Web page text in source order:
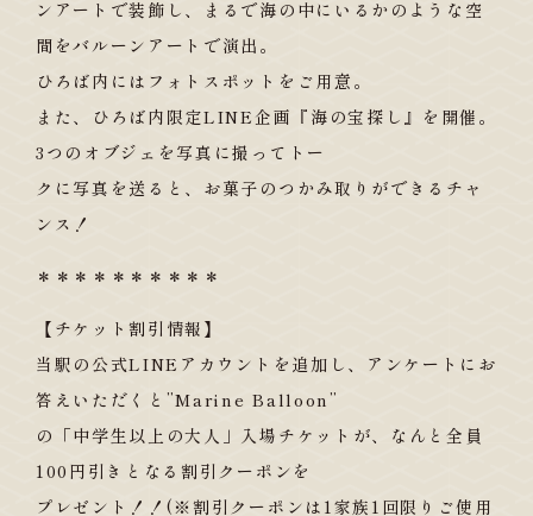
ンアートで装飾し、まるで海の中にいるかのような空
間をバルーンアートで演出。
ひろば内にはフォトスポットをご用意。
また、ひろば内限定LINE企画『海の宝探し』を開催。
3つのオブジェを写真に撮ってトー
クに写真を送ると、お菓子のつかみ取りができるチャ
ンス！
＊＊＊＊＊＊＊＊＊＊
【チケット割引情報】
当駅の公式LINEアカウントを追加し、アンケートにお
答えいただくと”Marine Balloon”
の「中学生以上の大人」入場チケットが、なんと全員
100円引きとなる割引クーポンを
プレゼント！！(※割引クーポンは1家族1回限りご使用